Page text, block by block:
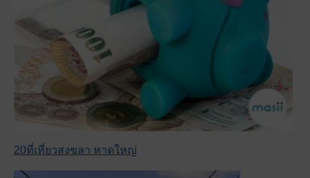
20ที่เที่ยวสงขลา หาดใหญ่